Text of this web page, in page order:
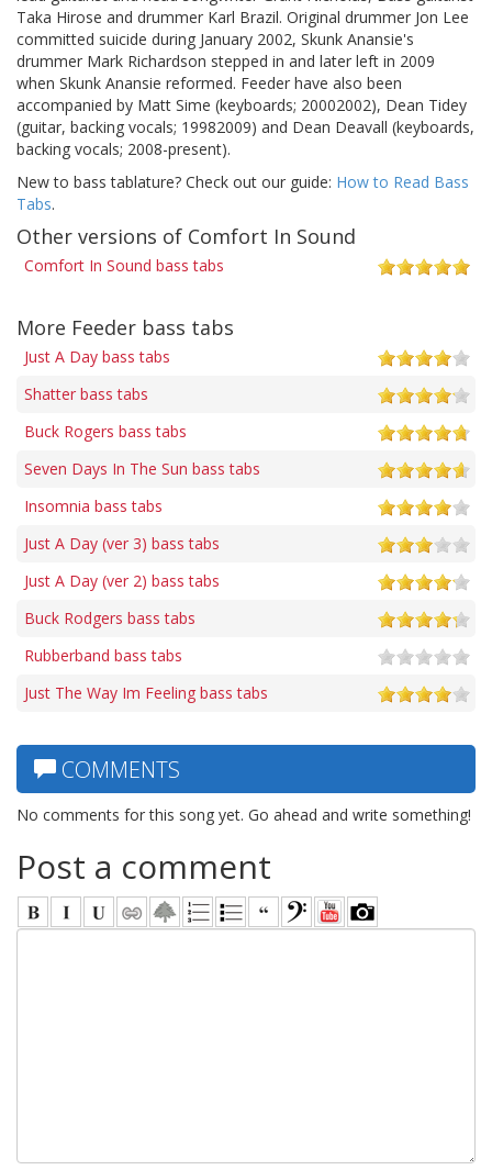
Taka Hirose and drummer Karl Brazil. Original drummer Jon Lee
committed suicide during January 2002, Skunk Anansie's
drummer Mark Richardson stepped in and later left in 2009
when Skunk Anansie reformed. Feeder have also been
accompanied by Matt Sime (keyboards; 20002002), Dean Tidey
(guitar, backing vocals; 19982009) and Dean Deavall (keyboards,
backing vocals; 2008-present).
New to bass tablature? Check out our guide: How to Read Bass
Tabs.
Other versions of Comfort In Sound
Comfort In Sound bass tabs
More Feeder bass tabs
Just A Day bass tabs
Shatter bass tabs
Buck Rogers bass tabs
Seven Days In The Sun bass tabs
Insomnia bass tabs
Just A Day (ver 3) bass tabs
Just A Day (ver 2) bass tabs
Buck Rodgers bass tabs
Rubberband bass tabs
Just The Way Im Feeling bass tabs
COMMENTS
No comments for this song yet. Go ahead and write something!
Post a comment